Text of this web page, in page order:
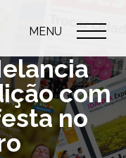
MENU
com
no